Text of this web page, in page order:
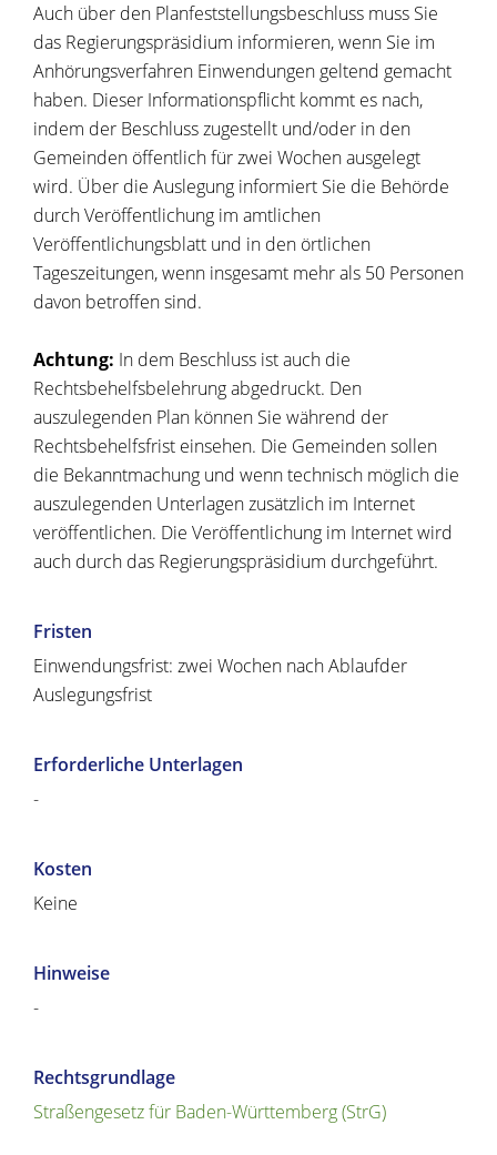
Auch über den Planfeststellungsbeschluss muss Sie
das Regierungspräsidium informieren, wenn Sie im
Anhörungsverfahren Einwendungen geltend gemacht
haben. Dieser Informationspflicht kommt es nach,
indem der Beschluss zugestellt und/oder in den
Gemeinden öffentlich für zwei Wochen ausgelegt
wird. Über die Auslegung informiert Sie die Behörde
durch Veröffentlichung im amtlichen
Veröffentlichungsblatt und in den örtlichen
Tageszeitungen, wenn insgesamt mehr als 50 Personen
davon betroffen sind.
Achtung: In dem Beschluss ist auch die
Rechtsbehelfsbelehrung abgedruckt. Den
auszulegenden Plan können Sie während der
Rechtsbehelfsfrist einsehen. Die Gemeinden sollen
die Bekanntmachung und wenn technisch möglich die
auszulegenden Unterlagen zusätzlich im Internet
veröffentlichen. Die Veröffentlichung im Internet wird
auch durch das Regierungspräsidium durchgeführt.
Fristen
Einwendungsfrist: zwei Wochen nach Ablaufder
Auslegungsfrist
Erforderliche Unterlagen
-
Kosten
Keine
Hinweise
-
Rechtsgrundlage
Straßengesetz für Baden-Württemberg (StrG)